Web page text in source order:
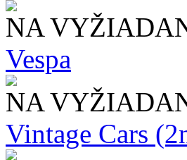
NA
Vespa
NA
Vintage Cars